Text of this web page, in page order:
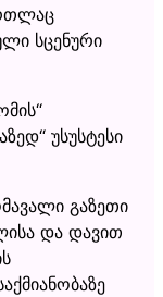
სცენური
უსუსტესი
გაზეთი
და დავით